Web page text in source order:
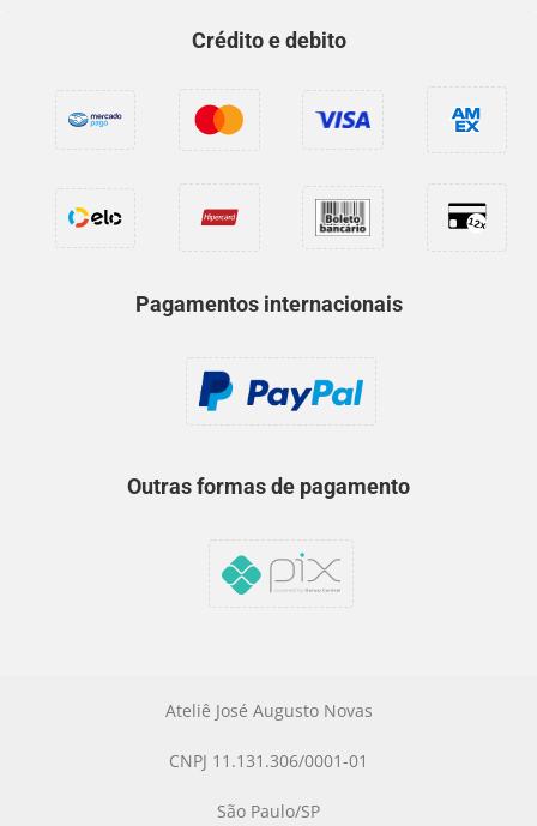
Crédito e debito
Pagamentos internacionais
Outras formas de pagamento
Ateliê José Augusto Novas
CNPJ 11.131.306/0001-01
São Paulo/SP